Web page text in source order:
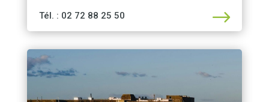
Tél. : 02 72 88 25 50 $